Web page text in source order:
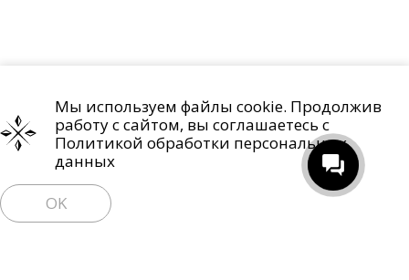
Проекты О компании Контакты
Политика обработки персональных данных
Право на отзыв согласия и удаление персональных данных
Мы используем файлы cookie. Продолжив
работу с сайтом, вы соглашаетесь с
Политикой обработки персональных
данных
OK